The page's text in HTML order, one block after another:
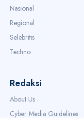
Nasional
Regional
Selebritis
Techno
Redaksi
About Us
Cyber Media Guidelines